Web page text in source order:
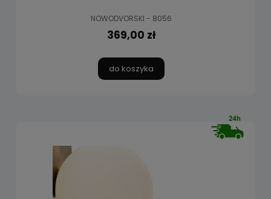
NOWODVORSKI - 8056
369,00 zł
do koszyka